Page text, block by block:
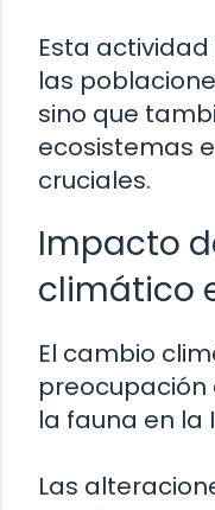
Esta
las
sino que
ecosistemas
cruciales.
Impacto
climático
El cambio
la fauna en la
Las